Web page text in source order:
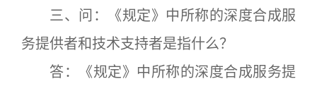
三、问：《规定》中所称的深度合成服
务提供者和技术支持者是指什么？
答：《规定》中所称的深度合成服务提